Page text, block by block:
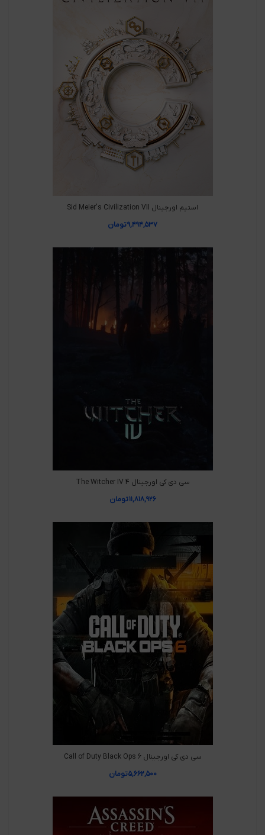
استیم اورجینال Sid Meier's Civilization VII
۹,۴۹۴,۵۳۷تومان
سی دی کی اورجینال The Witcher IV 4
۱۱,۸۱۸,۹۲۶تومان
سی دی کی اورجینال Call of Duty Black Ops 6
۵,۶۶۲,۵۰۰تومان